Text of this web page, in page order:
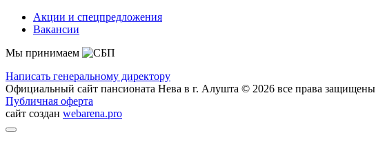
Акции и спецпредложения
Вакансии
Мы принимаем
Написать генеральному директору
Официальный сайт пансионата Нева в г. Алушта © 2026 все права защищены
Публичная оферта
сайт создан webarena.pro